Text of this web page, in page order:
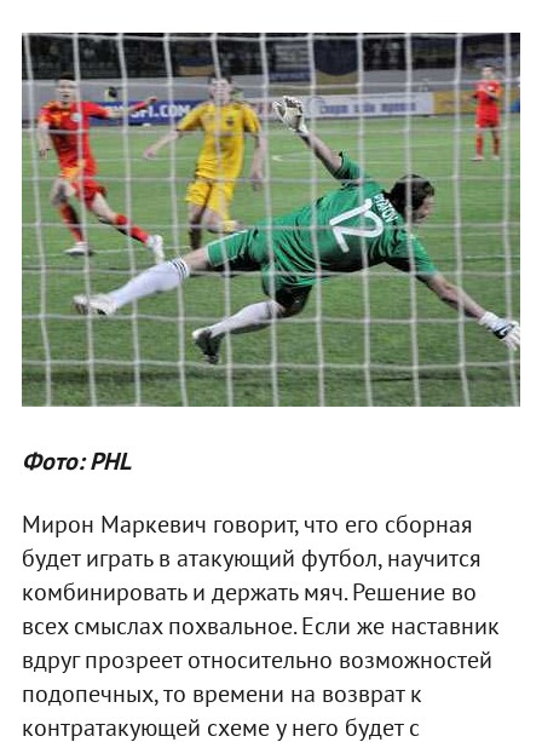
Фото: PHL
Мирон Маркевич говорит, что его сборная
будет играть в атакующий футбол, научится
комбинировать и держать мяч. Решение во
всех смыслах похвальное. Если же наставник
вдруг прозреет относительно возможностей
подопечных, то времени на возврат к
контратакующей схеме у него будет с